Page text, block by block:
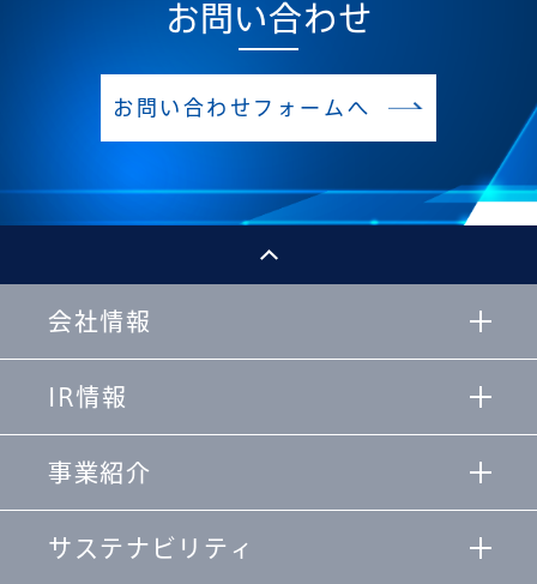
お問い合わせ
お問い合わせフォームへ
会社情報
IR情報
事業紹介
サステナビリティ